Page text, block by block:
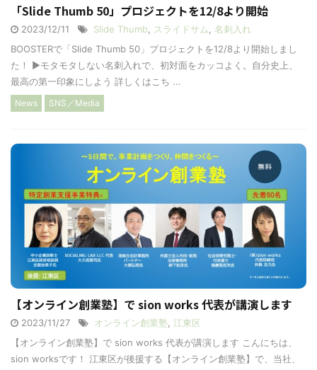
「Slide Thumb 50」プロジェクトを12/8より開始
2023/12/11 Slide Thumb スライドサム
名刺入れ
BOOSTERで「Slide Thumb 50」プロジェクトを12/8より開始しまし
た！ ▶︎モタモタしない名刺入れで、初対面をカッコよく。自分史上、
最高の第一印象にしよう 詳しくはこち ...
News SNS／Media
【オンライン創業塾】で sion works 代表が講演します
2023/11/27 オンライン創業塾 江東区
【オンライン創業塾】で sion works 代表が講演します こんにちは、
sion worksです！ 江東区が後援する【オンライン創業塾】で、当社、